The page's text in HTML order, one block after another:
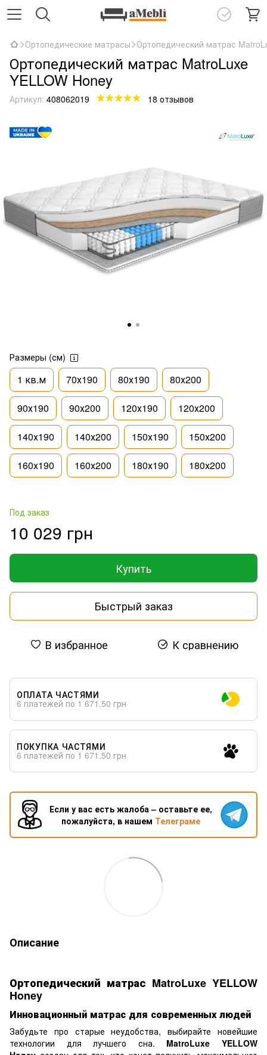
Ортопедические матрасы Ортопедический матрас
Ортопедический матрас MatroLuxe
YELLOW Honey
Артикул: 408062019 18 отзывов
Размеры (см)
1 кв.м 70х190 80х190 80х200
90х190 90х200 120х190 120х200
140х190 140х200 150х190 150х200
160х190 160х200 180х190 180х200
Под заказ
10 029 грн
Купить
Быстрый заказ
В избранное К сравнению
ОПЛАТА ЧАСТЯМИ
6 платежей по 1 671.50 грн
ПОКУПКА ЧАСТЯМИ
6 платежей по 1 671.50 грн
Если у вас есть жалоба – оставьте ее,
пожалуйста, в нашем Телеграме
Описание
Ортопедический матрас MatroLuxe YELLOW
Honey
Инновационный матрас для современных людей
Забудьте про старые неудобства, выбирайте новейшие
технологии для лучшего сна. MatroLuxe YELLOW